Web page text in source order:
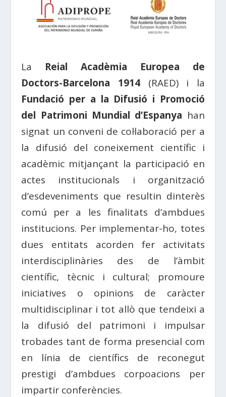
La Reial Acadèmia Europea de
Doctors-Barcelona 1914(RAED) i la
Fundació per a la Difusió i Promoció
del Patrimoni Mundial d’Espanya han
signat un conveni de col·laboració per a
la difusió del coneixement científic i
acadèmic mitjançant la participació en
actes institucionals i organització
d’esdeveniments que resultin dinterès
comú per a les finalitats d’ambdues
institucions. Per implementar-ho, totes
dues entitats acorden fer activitats
interdisciplinàries des de l’àmbit
científic, tècnic i cultural; promoure
iniciatives o opinions de caràcter
multidisciplinar i tot allò que tendeixi a
la difusió del patrimoni i impulsar
trobades tant de forma presencial com
en línia de científics de reconegut
prestigi d’ambdues corpoacions per
impartir conferències.